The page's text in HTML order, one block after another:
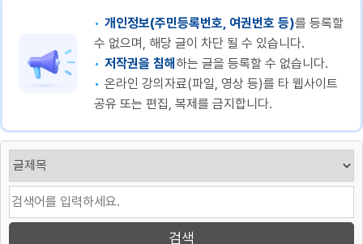
개인정보(주민등록번호, 여권번호 등)를 등록할
수 없으며, 해당 글이 차단 될 수 있습니다.
저작권을 침해하는 글을 등록할 수 없습니다.
온라인 강의자료(파일, 영상 등)를 타 웹사이트
공유 또는 편집, 복제를 금지합니다.